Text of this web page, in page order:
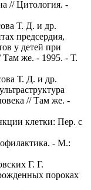
// Цитология. -
Т. Д. и др.
предсердия,
у детей при
Там же. - 1995. - Т.
Т. Д. и др.
// Там же. -
клетки: Пер. с
- М.:
Г. Г.
пороках